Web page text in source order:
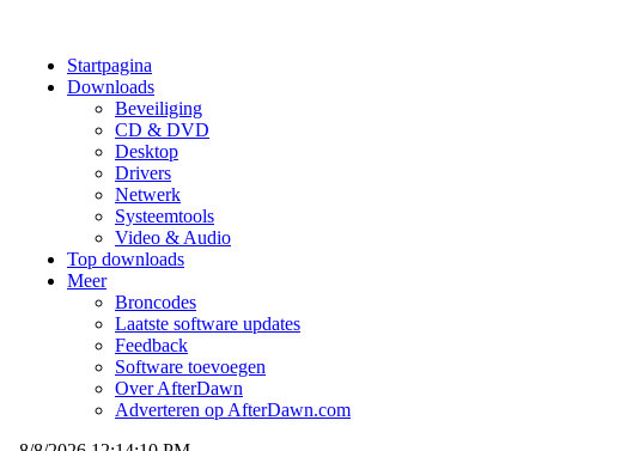
Startpagina
Downloads
Beveiliging
CD & DVD
Desktop
Drivers
Netwerk
Systeemtools
Video & Audio
Top downloads
Meer
Broncodes
Laatste software updates
Feedback
Software toevoegen
Over AfterDawn
Adverteren op AfterDawn.com